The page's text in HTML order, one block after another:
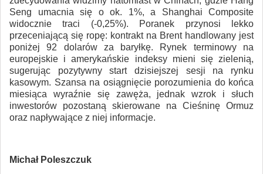
Seng umacnia się o ok. 1%, a Shanghai Composite
widocznie traci (-0,25%). Poranek przynosi lekko
przeceniającą się ropę: kontrakt na Brent handlowany jest
poniżej 92 dolarów za baryłkę. Rynek terminowy na
europejskie i amerykańskie indeksy mieni się zielenią,
sugerując pozytywny start dzisiejszej sesji na rynku
kasowym. Szansa na osiągnięcie porozumienia do końca
miesiąca wyraźnie się zawęża, jednak wzrok i słuch
inwestorów pozostaną skierowane na Cieśninę Ormuz
oraz napływające z niej informacje.
Michał Poleszczuk